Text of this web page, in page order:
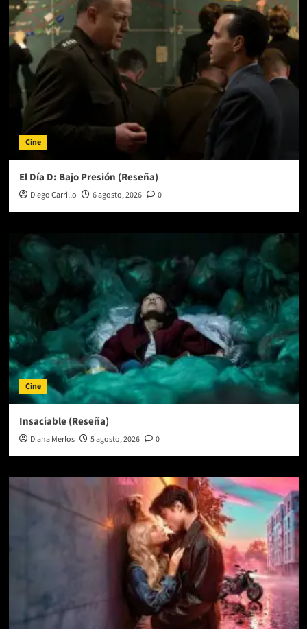
Cine
El Día D: Bajo Presión (Reseña)
Diego Carrillo 6 agosto, 2026 0
Cine
Insaciable (Reseña)
Diana Merlos 5 agosto, 2026 0